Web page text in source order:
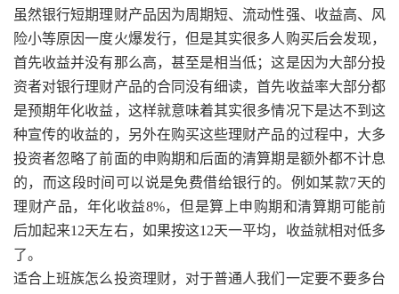
虽然银行短期理财产品因为周期短、流动性强、收益高、风
险小等原因一度火爆发行，但是其实很多人购买后会发现，
首先收益并没有那么高，甚至是相当低；这是因为大部分投
资者对银行理财产品的合同没有细读，首先收益率大部分都
是预期年化收益，这样就意味着其实很多情况下是达不到这
种宣传的收益的，另外在购买这些理财产品的过程中，大多
投资者忽略了前面的申购期和后面的清算期是额外都不计息
的，而这段时间可以说是免费借给银行的。例如某款7天的
理财产品，年化收益8%，但是算上申购期和清算期可能前
后加起来12天左右，如果按这12天一平均，收益就相对低多
了。
适合上班族怎么投资理财，对于普通人我们一定要不要多台